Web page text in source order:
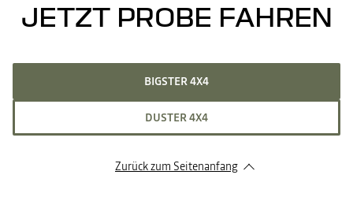
JETZT PROBE FAHREN
BIGSTER 4X4
DUSTER 4X4
Zurück zum Seitenanfang